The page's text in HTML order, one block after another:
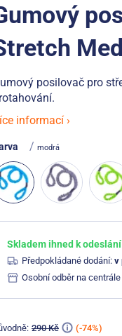
posilovač pro
informací ›
/ modrá
Skladem ihned k odeslání
Předpokládané dodání: v
Osobní odběr na centrále
290 Kč (-74%)